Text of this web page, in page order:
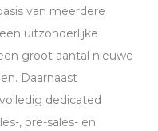
van meerdere
uitzonderlijke
groot aantal nieuwe
Daarnaast
dedicated
, pre-sales- en